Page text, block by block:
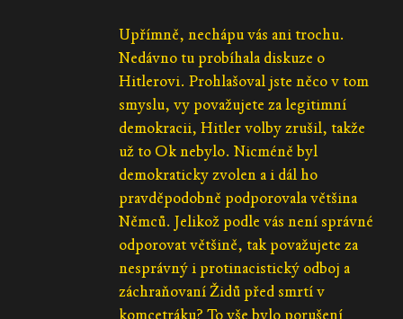
Upřímně, nechápu vás ani trochu.
Nedávno tu probíhala diskuze o
Hitlerovi. Prohlašoval jste něco v tom
smyslu, vy považujete za legitimní
demokracii, Hitler volby zrušil, takže
už to Ok nebylo. Nicméně byl
demokraticky zvolen a i dál ho
pravděpodobně podporovala většina
Němců. Jelikož podle vás není správné
odporovat většině, tak považujete za
nesprávný i protinacistický odboj a
záchraňovaní Židů před smrtí v
komcetráku? To vše bylo porušení